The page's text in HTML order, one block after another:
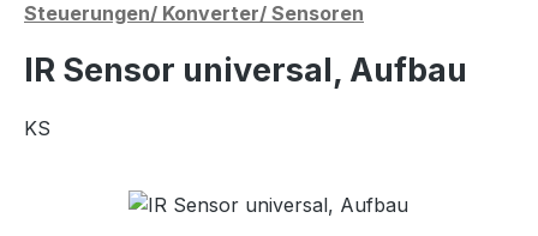
Steuerungen/ Konverter/ Sensoren
IR Sensor universal, Aufbau
KS